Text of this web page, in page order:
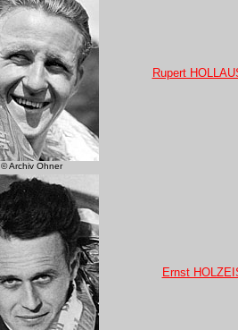
© Archiv Ohner
Rupert
Ernst